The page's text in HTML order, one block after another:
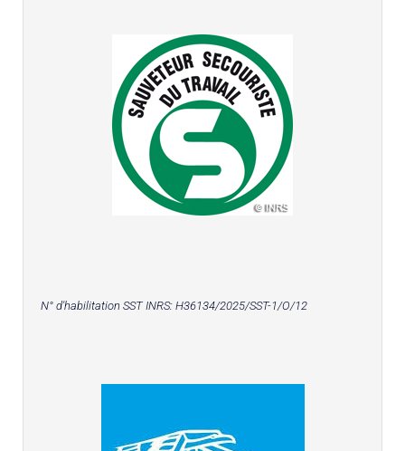
N° d'habilitation SST INRS: H36134/2025/SST-1/O/12